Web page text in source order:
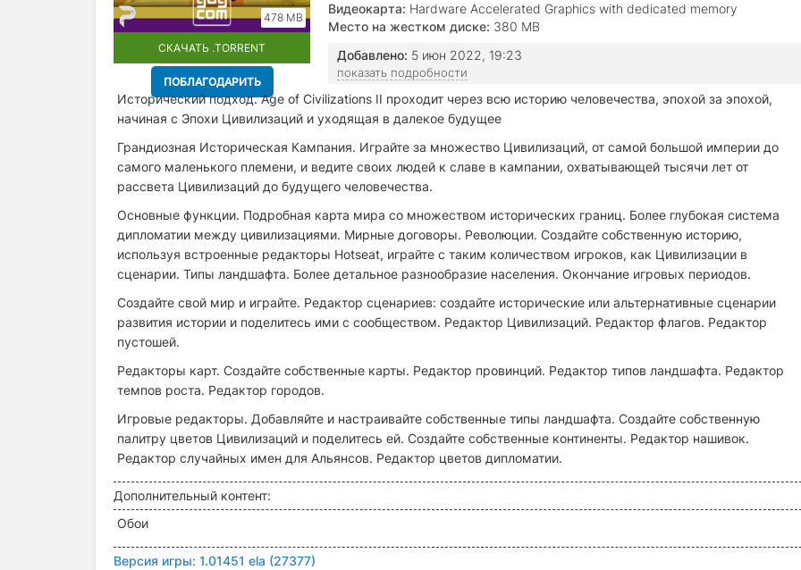
478 MB
СКАЧАТЬ .TORRENT
ПОБЛАГОДАРИТЬ
Видеокарта: Hardware Accelerated Graphics with dedicated memory
Место на жестком диске: 380 MB
Добавлено: 5 июн 2022, 19:23
показать подробности
Исторический подход. Age of Civilizations II проходит через всю историю человечества, эпохой за эпохой,
начиная с Эпохи Цивилизаций и уходящая в далекое будущее
Грандиозная Историческая Кампания. Играйте за множество Цивилизаций, от самой большой империи до
самого маленького племени, и ведите своих людей к славе в кампании, охватывающей тысячи лет от
рассвета Цивилизаций до будущего человечества.
Основные функции. Подробная карта мира со множеством исторических границ. Более глубокая система
дипломатии между цивилизациями. Мирные договоры. Революции. Создайте собственную историю,
используя встроенные редакторы Hotseat, играйте с таким количеством игроков, как Цивилизации в
сценарии. Типы ландшафта. Более детальное разнообразие населения. Окончание игровых периодов.
Создайте свой мир и играйте. Редактор сценариев: создайте исторические или альтернативные сценарии
развития истории и поделитесь ими с сообществом. Редактор Цивилизаций. Редактор флагов. Редактор
пустошей.
Редакторы карт. Создайте собственные карты. Редактор провинций. Редактор типов ландшафта. Редактор
темпов роста. Редактор городов.
Игровые редакторы. Добавляйте и настраивайте собственные типы ландшафта. Создайте собственную
палитру цветов Цивилизаций и поделитесь ей. Создайте собственные континенты. Редактор нашивок.
Редактор случайных имен для Альянсов. Редактор цветов дипломатии.
Дополнительный контент:
Обои
Версия игры: 1.01451 ela (27377)